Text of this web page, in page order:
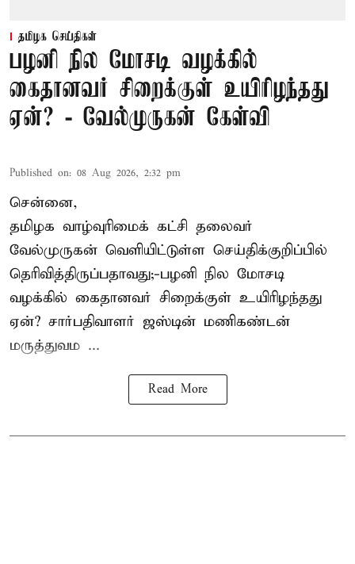
தமிழக செய்திகள்
பழனி நில மோசடி வழக்கில்
கைதானவர் சிறைக்குள் உயிரிழந்தது
ஏன்? - வேல்முருகன் கேள்வி
Published on: 08 Aug 2026, 2:32 pm
சென்னை,
தமிழக வாழ்வுரிமைக் கட்சி தலைவர்
வேல்முருகன் வெளியிட்டுள்ள செய்திக்குறிப்பில்
தெரிவித்திருப்பதாவது;-பழனி நில மோசடி
வழக்கில் கைதானவர் சிறைக்குள் உயிரிழந்தது
ஏன்? சார்பதிவாளர் ஜஸ்டின் மணிகண்டன்
மருத்துவம ...
Read More